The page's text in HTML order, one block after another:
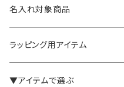
名入れ対象商品
ラッピング用アイテム
▼アイテムで選ぶ